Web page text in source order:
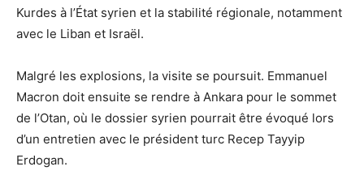
Kurdes à l’État syrien et la stabilité régionale, notamment
avec le Liban et Israël.
Malgré les explosions, la visite se poursuit. Emmanuel
Macron doit ensuite se rendre à Ankara pour le sommet
de l’Otan, où le dossier syrien pourrait être évoqué lors
d’un entretien avec le président turc Recep Tayyip
Erdogan.